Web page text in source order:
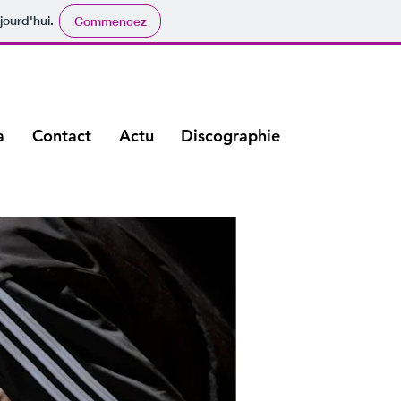
Commencez
Contact Actu Discographie